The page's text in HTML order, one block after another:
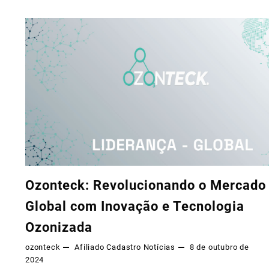
Ozonteck: Revolucionando o Mercado
Global com Inovação e Tecnologia
Ozonizada
ozonteck Afiliado Cadastro Notícias
8 de outubro de
2024